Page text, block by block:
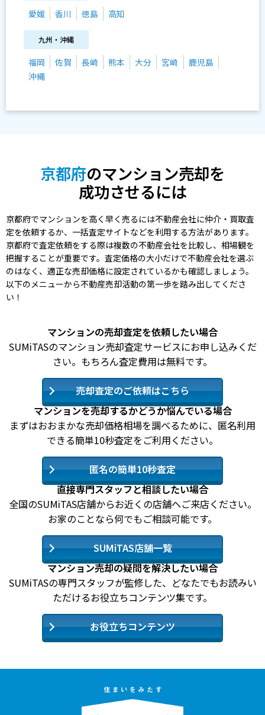
愛媛 香川 徳島 高知
九州・沖縄
福岡 佐賀 長崎 熊本 大分 宮崎
鹿児島
沖縄
京都府のマンション売却を
成功させるには
京都府でマンションを高く早く売るには不動産会社に仲介・買取査
定を依頼するか、一括査定サイトなどを利用する方法があります。
京都府で査定依頼をする際は複数の不動産会社を比較し、相場観を
把握することが重要です。査定価格の大小だけで不動産会社を選ぶ
のはなく、適正な売却価格に設定されているかも確認しましょう。
以下のメニューから不動産売却活動の第一歩を踏み出してくださ
い！
マンションの売却査定を依頼したい場合
SUMiTASのマンション売却査定サービスにお申し込みくだ
さい。もちろん査定費用は無料です。
売却査定のご依頼はこちら
マンションを売却するかどうか悩んでいる場合
まずはおおまかな売却価格相場を調べるために、匿名利用
できる簡単10秒査定をご利用ください。
匿名の簡単10秒査定
直接専門スタッフと相談したい場合
全国のSUMiTAS店舗からお近くの店舗へご来店ください。
お家のことなら何でもご相談可能です。
SUMiTAS店舗一覧
マンション売却の疑問を解決したい場合
SUMiTASの専門スタッフが監修した、どなたでもお読みい
ただけるお役立ちコンテンツ集です。
お役立ちコンテンツ